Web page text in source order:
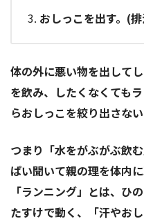
おしっこを出す。(
体の外に悪い物を出して
を飲み、したくなくても
らおしっこを絞り出さない
つまり「水をがぶがぶ飲
ぱい聞いて親の理を体内
「ランニング」とは、ひ
たすけで動く、「汗やお